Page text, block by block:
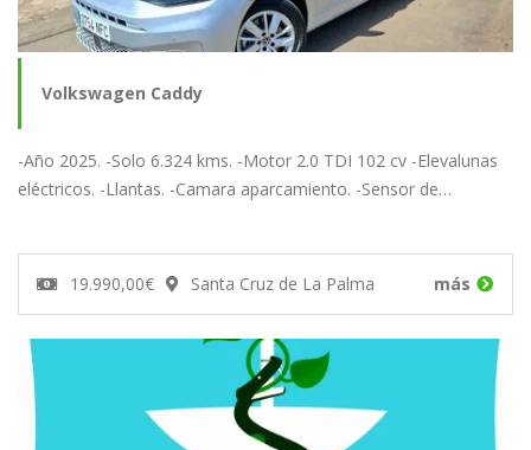
Volkswagen Caddy
-Año 2025. -Solo 6.324 kms. -Motor 2.0 TDI 102 cv -Elevalunas
eléctricos. -Llantas. -Camara aparcamiento. -Sensor de…
19.990,00€ Santa Cruz de La Palma más